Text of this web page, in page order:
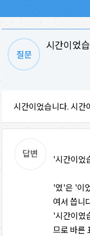
시간이었
시간이었습니다. 시간
'시간이었
'였'은 '이
여서 씁니
'시간이였
므로 바른